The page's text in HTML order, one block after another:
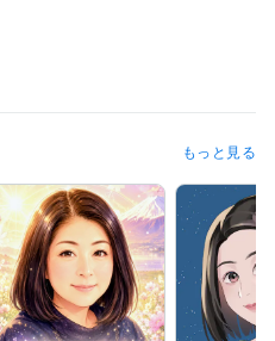
ん場合。
いただけないまま48時間で、正式な
もっと見る